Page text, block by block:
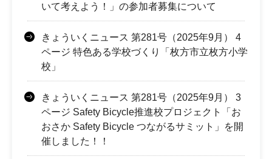
いて考えよう！」の参加者募集について
きょういくニュース 第281号（2025年9月） 4
ページ 特色ある学校づくり「枚方市立枚方小学
校」
きょういくニュース 第281号（2025年9月） 3
ページ Safety Bicycle推進校プロジェクト「お
おさか Safety Bicycle つながるサミット」を開
催しました！！